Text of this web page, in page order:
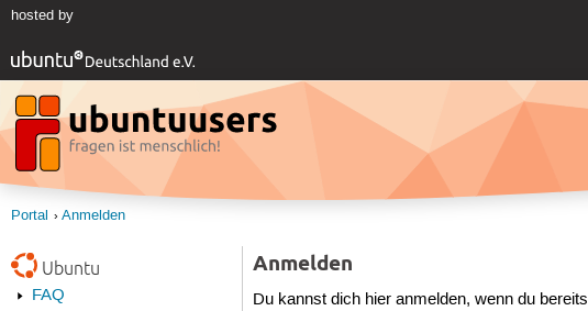
hosted by
Portal Anmelden
Ubuntu
FAQ
Anmelden
Du kannst dich hier anmelden, wenn du bereits